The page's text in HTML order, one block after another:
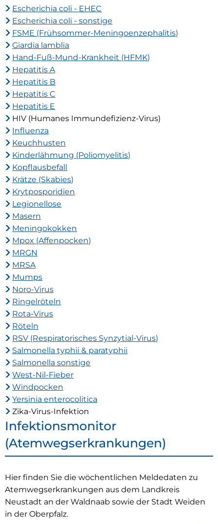
Escherichia coli - EHEC
Escherichia coli - sonstige
FSME (Frühsommer-Meningoenzephalitis)
Giardia lamblia
Hand-Fuß-Mund-Krankheit (HFMK)
Hepatitis A
Hepatitis B
Hepatitis C
Hepatitis E
HIV (Humanes Immundefizienz-Virus)
Influenza
Keuchhusten
Kinderlähmung (Poliomyelitis)
Kopflausbefall
Krätze (Skabies)
Krytposporidien
Legionellose
Masern
Meningokokken
Mpox (Affenpocken)
MRGN
MRSA
Mumps
Noro-Virus
Ringelröteln
Rota-Virus
Röteln
RSV (Respiratorisches Synzytial-Virus)
Salmonella typhii & paratyphii
Salmonella sonstige
West-Nil-Fieber
Windpocken
Yersinia enterocolitica
Zika-Virus-Infektion
Infektionsmonitor
(Atemwegserkrankungen)
Hier finden Sie die wöchentlichen Meldedaten zu
Atemwegserkrankungen aus dem Landkreis
Neustadt an der Waldnaab sowie der Stadt Weiden
in der Oberpfalz.